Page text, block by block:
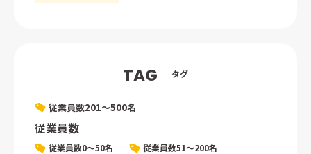
TAG タグ
従業員数201〜500名
従業員数
従業員数0〜50名
従業員数51〜200名